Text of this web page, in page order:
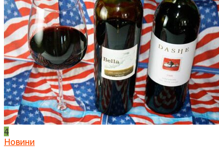
4
Новини